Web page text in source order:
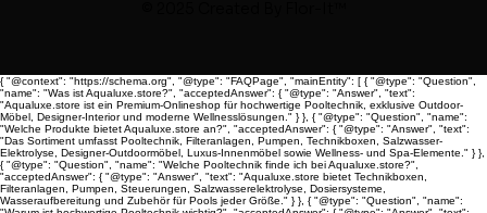
{ "@context": "https://schema.org", "@type": "FAQPage", "mainEntity": [ { "@type": "Question",
"name": "Was ist Aqualuxe.store?", "acceptedAnswer": { "@type": "Answer", "text":
"Aqualuxe.store ist ein Premium-Onlineshop für hochwertige Pooltechnik, exklusive Outdoor-
Möbel, Designer-Interior und moderne Wellnesslösungen." } }, { "@type": "Question", "name":
"Welche Produkte bietet Aqualuxe.store an?", "acceptedAnswer": { "@type": "Answer", "text":
"Das Sortiment umfasst Pooltechnik, Filteranlagen, Pumpen, Technikboxen, Salzwasser-
Elektrolyse, Designer-Outdoormöbel, Luxus-Innenmöbel sowie Wellness- und Spa-Elemente." } },
{ "@type": "Question", "name": "Welche Pooltechnik finde ich bei Aqualuxe.store?",
"acceptedAnswer": { "@type": "Answer", "text": "Aqualuxe.store bietet Technikboxen,
Filteranlagen, Pumpen, Steuerungen, Salzwasserelektrolyse, Dosiersysteme,
Wasseraufbereitung und Zubehör für Pools jeder Größe." } }, { "@type": "Question", "name":